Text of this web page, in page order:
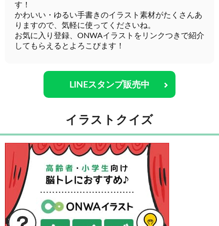
す！
かわいい・ゆるい手書きのイラスト素材がたくさんあ
りますので、気軽に使ってくださいね。
お気に入り登録、ONWAイラストをリンクつきで紹介
してもらえるとよろこびます！
LINEスタンプ販売中
イラストクイズ